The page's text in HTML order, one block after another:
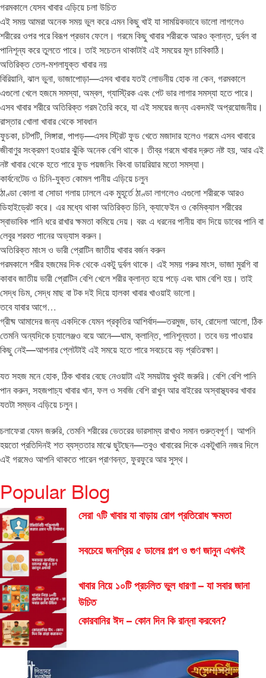
গরমকালে যেসব খাবার এড়িয়ে চলা উচিত
এই সময় আমরা অনেক সময় ভুল করে এমন কিছু খাই যা সাময়িকভাবে ভালো লাগলেও
শরীরের ওপর পরে বিরূপ প্রভাব ফেলে। গরমে কিছু খাবার শরীরকে আরও ক্লান্ত, দুর্বল বা
পানিশূন্য করে তুলতে পারে। তাই সচেতন থাকাটাই এই সময়ের মূল চাবিকাঠি।
অতিরিক্ত তেল-মশলাযুক্ত খাবার নয়
বিরিয়ানি, ঝাল ভুনা, ভাজাপোড়া—এসব খাবার যতই লোভনীয় হোক না কেন, গরমকালে
এগুলো খেলে হজমে সমস্যা, অম্বল, গ্যাস্ট্রিক এবং পেট ভার লাগার সমস্যা হতে পারে।
এসব খাবার শরীরে অতিরিক্ত গরম তৈরি করে, যা এই সময়ের জন্য একদমই অপ্রয়োজনীয়।
রাস্তার খোলা খাবার থেকে সাবধান
ফুচকা, চটপটি, সিঙ্গারা, পাপড়—এসব স্ট্রিট ফুড খেতে মজাদার হলেও গরমে এসব খাবারে
জীবাণুর সংক্রমণ হওয়ার ঝুঁকি অনেক বেশি থাকে। তীব্র গরমে খাবার দ্রুত নষ্ট হয়, আর এই
নষ্ট খাবার থেকে হতে পারে ফুড পয়জনিং কিংবা ডায়রিয়ার মতো সমস্যা।
কার্বনেটেড ও চিনি-যুক্ত কোমল পানীয় এড়িয়ে চলুন
ঠাণ্ডা কোলা বা সোডা গলায় ঢাললে এক মুহূর্তে ঠাণ্ডা লাগলেও এগুলো শরীরকে আরও
ডিহাইড্রেট করে। এর মধ্যে থাকা অতিরিক্ত চিনি, ক্যাফেইন ও কেমিক্যাল শরীরের
স্বাভাবিক পানি ধরে রাখার ক্ষমতা কমিয়ে দেয়। বরং এ ধরনের পানীয় বাদ দিয়ে ডাবের পানি বা
লেবুর শরবত পানের অভ্যাস করুন।
অতিরিক্ত মাংস ও ভারী প্রোটিন জাতীয় খাবার বর্জন করুন
গরমকালে শরীর হজমের দিক থেকে একটু দুর্বল থাকে। এই সময় গরুর মাংস, ভাজা মুরগি বা
কাবাব জাতীয় ভারী প্রোটিন বেশি খেলে শরীর ক্লান্ত হয়ে পড়ে এবং ঘাম বেশি হয়। তাই
সেদ্ধ ডিম, সেদ্ধ মাছ বা টক দই দিয়ে হালকা খাবার খাওয়াই ভালো।
তবে যাবার আগে…
গ্রীষ্ম আমাদের জন্য একদিকে যেমন প্রকৃতির আশির্বাদ—তরমুজ, ডাব, রোদেলা আলো, ঠিক
তেমনি অন্যদিকে চ্যালেঞ্জও বয়ে আনে—ঘাম, ক্লান্তি, পানিশূন্যতা। তবে ভয় পাওয়ার
কিছু নেই—আপনার প্লেটটাই এই সময়ে হতে পারে সবচেয়ে বড় প্রতিরক্ষা।
যত সহজ মনে হোক, ঠিক খাবার বেছে নেওয়াটা এই সময়টায় খুবই জরুরি। বেশি বেশি পানি
পান করুন, সহজপাচ্য খাবার খান, ফল ও সবজি বেশি রাখুন আর বাইরের অস্বাস্থ্যকর খাবার
যতটা সম্ভব এড়িয়ে চলুন।
চলাফেরা যেমন জরুরি, তেমনি শরীরের ভেতরের ভারসাম্য রাখাও সমান গুরুত্বপূর্ণ। আপনি
হয়তো প্রতিদিনই শত ব্যস্ততার মাঝে ছুটছেন—তবুও খাবারের দিকে একটুখানি নজর দিলে
এই গরমেও আপনি থাকতে পারেন প্রাণবন্ত, ফুরফুরে আর সুস্থ।
Popular Blog
সেরা ৭টি খাবার যা বাড়ায় রোগ প্রতিরোধ ক্ষমতা
সবচেয়ে জনপ্রিয় ৫ ডালের গল্প ও গুণ জানুন এখনই
খাবার নিয়ে ১০টি প্রচলিত ভুল ধারণা – যা সবার জানা
উচিত
কোরবানির ঈদ – কোন দিন কি রান্না করবেন?